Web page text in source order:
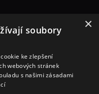
×
soubory
ke zlepšení
webových stránek
s našimi zásadami